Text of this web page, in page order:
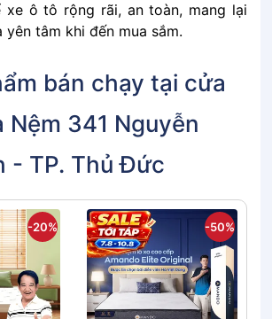
xe ô tô rộng rãi, an toàn, mang lại
yên tâm khi đến mua sắm.
bán chạy tại cửa
Nệm 341 Nguyễn
- TP. Thủ Đức
-20% -50%